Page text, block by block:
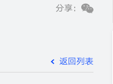
分享：
返回列表